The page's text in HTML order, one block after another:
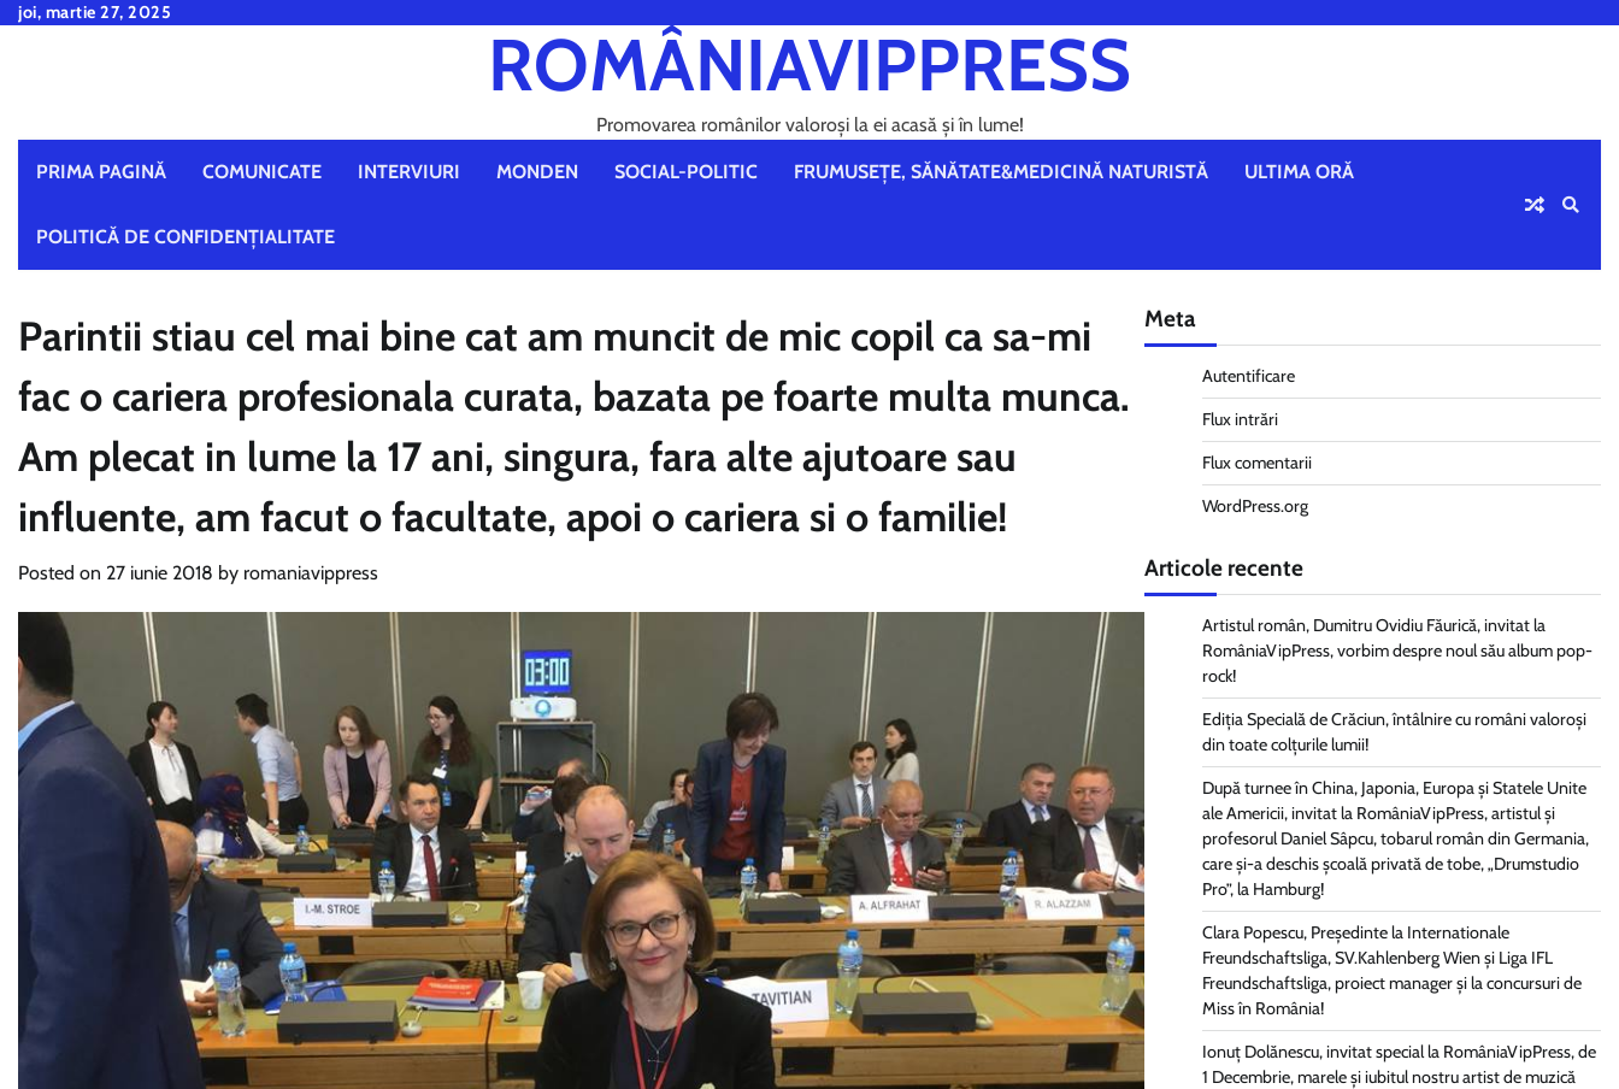
Skipjoi, martie 27, 2025
ROMÂNIAVIPPRESS
Promovarea românilor valoroși la ei acasă și în lume!
PRIMA PAGINĂ COMUNICATE INTERVIURI MONDEN SOCIAL-POLITIC FRUMUSEȚE, SĂNĂTATE&MEDICINĂ NATURISTĂ ULTIMA ORĂ
POLITICĂ DE CONFIDENȚIALITATE
Parintii stiau cel mai bine cat am muncit de mic copil ca sa-mi
fac o cariera profesionala curata, bazata pe foarte multa munca.
Am plecat in lume la 17 ani, singura, fara alte ajutoare sau
influente, am facut o facultate, apoi o cariera si o familie!
Posted on 27 iunie 2018 by romaniavippress
Meta
Autentificare
Flux intrări
Flux comentarii
WordPress.org
Articole recente
Artistul român, Dumitru Ovidiu Făurică, invitat la
RomâniaVipPress, vorbim despre noul său album pop-
rock!
Ediția Specială de Crăciun, întâlnire cu români valoroși
din toate colțurile lumii!
După turnee în China, Japonia, Europa și Statele Unite
ale Americii, invitat la RomâniaVipPress, artistul și
profesorul Daniel Sâpcu, tobarul român din Germania,
care și-a deschis școală privată de tobe, „Drumstudio
Pro”, la Hamburg!
Clara Popescu, Președinte la Internationale
Freundschaftsliga, SV.Kahlenberg Wien şi Liga IFL
Freundschaftsliga, proiect manager și la concursuri de
Miss în România!
Ionuț Dolănescu, invitat special la RomâniaVipPress, de
1 Decembrie, marele și iubitul nostru artist de muzică